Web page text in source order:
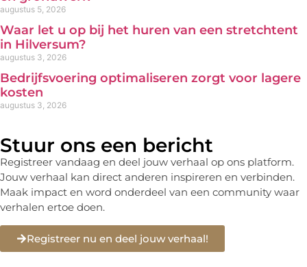
augustus 5, 2026
Waar let u op bij het huren van een stretchtent
in Hilversum?
augustus 3, 2026
Bedrijfsvoering optimaliseren zorgt voor lagere
kosten
augustus 3, 2026
Stuur ons een bericht
Registreer vandaag en deel jouw verhaal op ons platform.
Jouw verhaal kan direct anderen inspireren en verbinden.
Maak impact en word onderdeel van een community waar
verhalen ertoe doen.
Registreer nu en deel jouw verhaal!